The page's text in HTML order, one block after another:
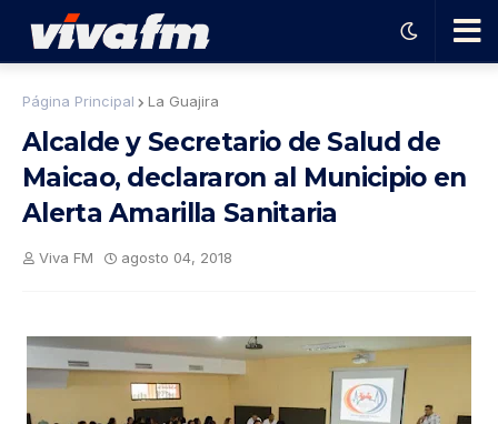
Ha
el
pro
Página Principal La Guajira
Alcalde y Secretario de Salud de
Maicao, declararon al Municipio en
Alerta Amarilla Sanitaria
Viva FM agosto 04, 2018